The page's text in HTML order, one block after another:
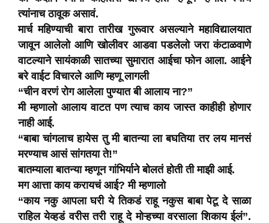
त्यांनाच ठावूक असावं.
मार्च महिण्याची बारा तारीख गुरूवार असल्याने महाविद्यालयात
जावून आलेलो आणि खोलीवर आडवा पडलेलो जरा कंटाळवाणे
वाटल्याने सायंकाळी सातच्या सुमारात आईचा फोन आला. आईने
बरे वाईट विचारले आणि म्हणू लागली
“चीन वरणं रोग आलेला पुण्यात बी आलाय ना?”
मी म्हणालो आलाय वाटत पण त्याच काय जास्त काहीही होणार
नाही आई.
“बाबा चांगलाच हायेस तु मी बातन्या ला बघतिया तर लय मानसं
मरण्याच आसं सांगतया ते!”
बातम्याला बातन्या म्हणून गांभिर्याने बोलतं होती ती माझी आई.
मग आत्ता काय करायचं आई? मी म्हणालो
“काय नकु आपला घरी ये तिकडं राहू नकुस बाबा पेटू दे साळा
राहिल येव्हडं वरीस तरी राहू दे मोऱ्हच्या वरसाला शिकाय ईलं”.